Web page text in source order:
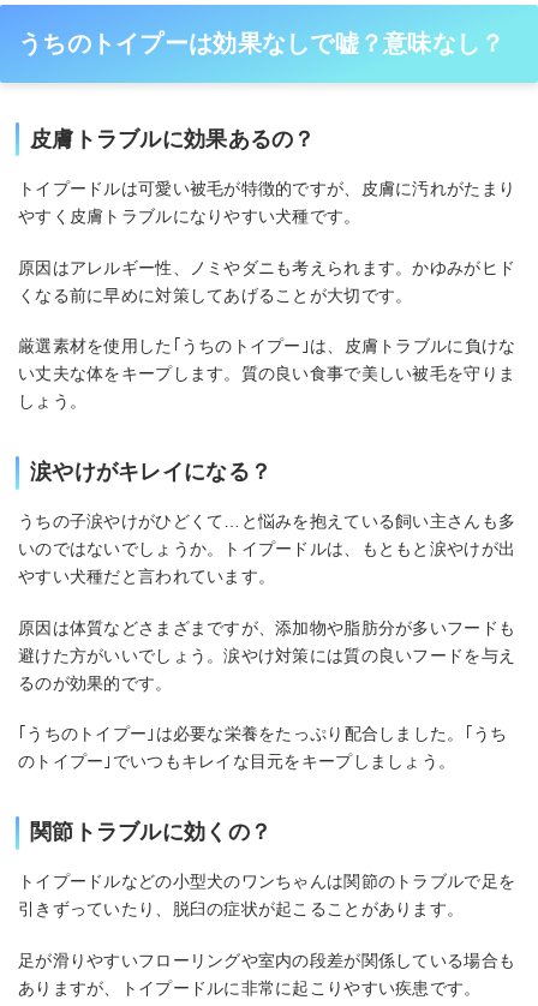
うちのトイプーは効果なしで嘘？意味なし？
皮膚トラブルに効果あるの？
トイプードルは可愛い被毛が特徴的ですが、皮膚に汚れがたまり
やすく皮膚トラブルになりやすい犬種です。
原因はアレルギー性、ノミやダニも考えられます。かゆみがヒド
くなる前に早めに対策してあげることが大切です。
厳選素材を使用した｢うちのトイプー｣は、皮膚トラブルに負けな
い丈夫な体をキープします。質の良い食事で美しい被毛を守りま
しょう。
涙やけがキレイになる？
うちの子涙やけがひどくて…と悩みを抱えている飼い主さんも多
いのではないでしょうか。トイプードルは、もともと涙やけが出
やすい犬種だと言われています。
原因は体質などさまざまですが、添加物や脂肪分が多いフードも
避けた方がいいでしょう。涙やけ対策には質の良いフードを与え
るのが効果的です。
｢うちのトイプー｣は必要な栄養をたっぷり配合しました。｢うち
のトイプー｣でいつもキレイな目元をキープしましょう。
関節トラブルに効くの？
トイプードルなどの小型犬のワンちゃんは関節のトラブルで足を
引きずっていたり、脱臼の症状が起こることがあります。
足が滑りやすいフローリングや室内の段差が関係している場合も
ありますが、トイプードルに非常に起こりやすい疾患です。